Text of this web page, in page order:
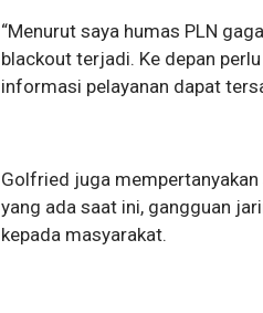
“Menurut saya humas PLN
blackout terjadi. Ke depan
informasi pelayanan dapat
Golfried juga
yang ada saat ini, gangguan
kepada masyarakat.